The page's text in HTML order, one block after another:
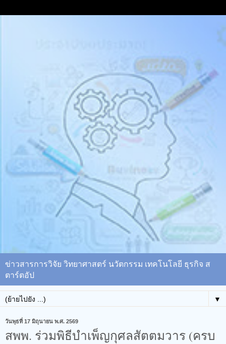
ข่าวสารการวิจัย วิทยาศาสตร์ นวัตกรรม เทคโนโลยี ธุรกิจ ส
ตาร์ตอัป
▼
วันพุธที่ 17 มิถุนายน พ.ศ. 2569
สพพ. ร่วมพิธีบำเพ็ญกุศลสัตตมวาร (ครบ